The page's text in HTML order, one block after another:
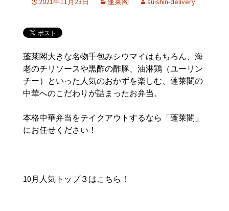
蓬莱閣大きな名物手包みシウマイはもちろん、海
老のチリソースや黒酢の酢豚、油淋鶏（ユーリン
チー）といった人気のおかずを楽しむ、蓬莱閣の
中華へのこだわりが詰まったお弁当。
本格中華弁当をテイクアウトするなら「蓬莱閣」
にお任せください！
10月人気トップ３はこちら！